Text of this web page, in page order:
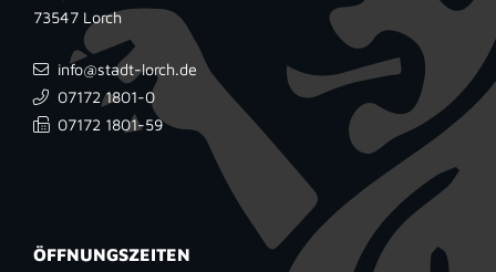
73547 Lorch
info@stadt-lorch.de
07172 1801-0
07172 1801-59
ÖFFNUNGSZEITEN